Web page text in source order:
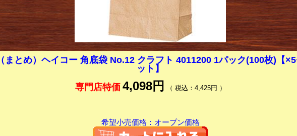
（まとめ）ヘイコー 角底袋 No.12 クラフト 4011200 1パック(100枚)【
ット】
専門店特価 4,098円 （ 税込：4,425円 ）
希望小売価格：オープン価格